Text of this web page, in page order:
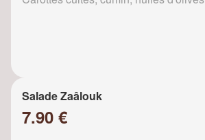
Salade Zaâlouk
7.90 €